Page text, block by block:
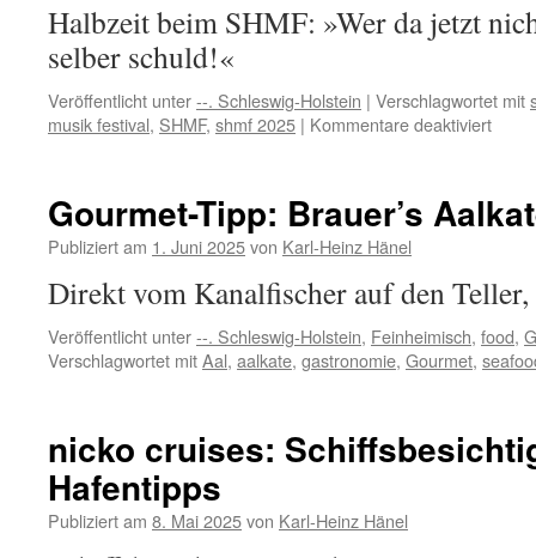
Festival
Halbzeit beim SHMF: »Wer da jetzt
selber schuld!«
Veröffentlicht unter--. Schleswig-Holstein | Verschlagwortet mit
musik festival, SHMF, shmf 2025 | Kommentare deaktiviertfür
Gourmet-Tipp: Brauer’s
Publiziert am 1. Juni 2025von Karl-Heinz Hänel
Direkt vom Kanalfischer auf den
Veröffentlicht unter--. Schleswig-Holstein, Feinheimisch, food,
Verschlagwortet mitAal, aalkate, gastronomie, Gourmet,
nicko cruises:
Hafentipps
Publiziert am 8. Mai 2025von Karl-Heinz Hänel